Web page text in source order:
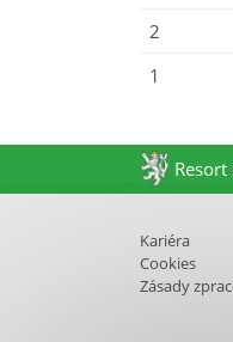
2
1
Kariéra
Cookies
Zásady